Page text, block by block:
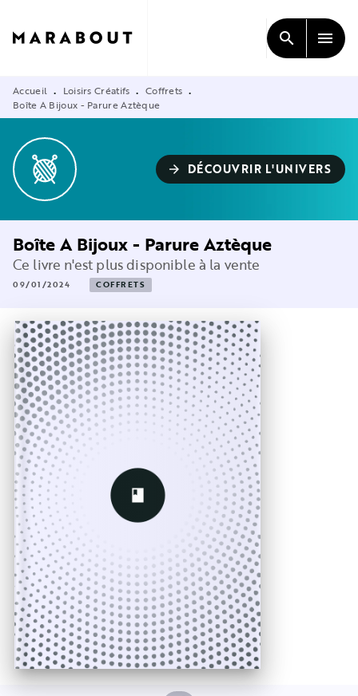
CONTENU
search menu
Accueil • Loisirs Créatifs • Coffrets •
Boîte A Bijoux - Parure Aztèque
arrow_forward DÉCOUVRIR L'UNIVERS
Boîte A Bijoux - Parure Aztèque
Ce livre n'est plus disponible à la vente
09/01/2024 COFFRETS